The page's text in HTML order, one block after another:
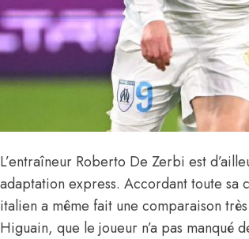
L’entraîneur Roberto De Zerbi est
adaptation express. Accordant toute sa
italien a même fait une comparaison
Higuain, que le joueur n’a pas manqué